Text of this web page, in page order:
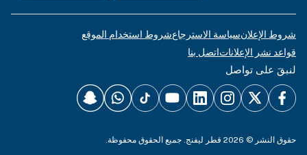
شروط الإعلانسياسة الاسترجاعشروط استخدام الموقع
قواعد نشر الإعلاناتاتصل بنا
لنبقَ على تواصل
حقوق النشر © 2026 قطر ليفنج. جميع الحقوق محفوظة.